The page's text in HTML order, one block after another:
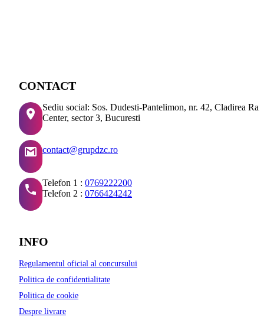
CONTACT
Sediu social: Sos. Dudesti-Pantelimon, nr. 42, Cladirea
Center, sector 3, Bucuresti
contact@grupdzc.ro
Telefon 1 : 0769222200
Telefon 2 : 0766424242
INFO
Regulamentul oficial al concursului
Politica de confidentialitate
Politica de cookie
Despre livrare